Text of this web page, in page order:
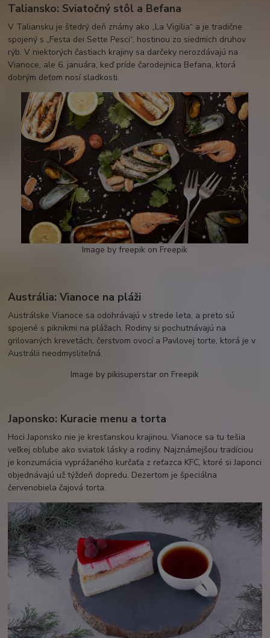
Taliansko: Sviatočný stôl a Befana
V Taliansku je štedrý deň známy ako „La Vigilia“ a je tradične
spojený s „Festa dei Sette Pesci“, hostinou zo siedmich druhov
rýb. V niektorých častiach krajiny sa darčeky nerozdávajú na
Vianoce, ale 6. januára, keď príde čarodejnica Befana, ktorá
dobrým deťom nosí sladkosti.
Image by freepik on Freepik
Austrália: Vianoce na pláži
Austrálske Vianoce sa odohrávajú v strede leta, a preto sú
spojené s piknikmi na plážach. Rodiny si pochutnávajú na
grilovaných krevetách, čerstvom ovocí a Pavlovej torte, ktorá je v
Austrálii neodmysliteľná.
Image by pikisuperstar on Freepik
Japonsko: Kuracie menu a torta
Hoci Japonsko nie je kresťanskou krajinou, Vianoce sa tu tešia
veľkej obľube ako sviatok lásky a rodiny. Najznámejšou tradíciou
je konzumácia vyprážaného kurčaťa z reťazca KFC, ktoré si Japonci
objednávajú už týždeň dopredu. Dezertom je špeciálna
červenobiela čajová torta.